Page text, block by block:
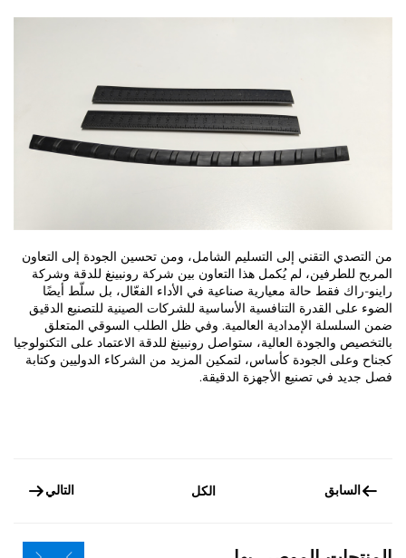
من التصدي التقني إلى التسليم الشامل، ومن تحسين الجودة إلى التعاون
المربح للطرفين، لم يُكمل هذا التعاون بين شركة رونبينغ للدقة وشركة
راينو-راك فقط حالة معيارية صناعية في الأداء الفعّال، بل سلّط أيضًا
الضوء على القدرة التنافسية الأساسية للشركات الصينية للتصنيع الدقيق
ضمن السلسلة الإمدادية العالمية. وفي ظل الطلب السوقي المتعلق
بالتخصيص والجودة العالية، ستواصل رونبينغ للدقة الاعتماد على التكنولوجيا
كجناح وعلى الجودة كأساس، لتمكين المزيد من الشركاء الدوليين وكتابة
فصل جديد في تصنيع الأجهزة الدقيقة.
السابق الكل التالي